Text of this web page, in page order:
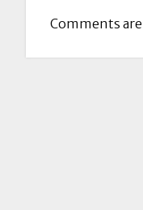
Comments